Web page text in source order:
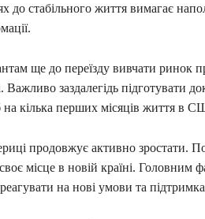
стабільного життя вимагає
ще до переїзду вивчати ринок
Важливо заздалегідь підготувати
на кілька перших місяців життя в
продовжує активно зростати.
місце в новій країні. Головним
на нові умови та